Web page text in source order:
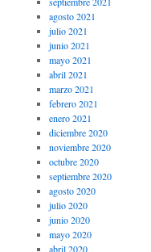
agosto 2021
julio 2021
junio 2021
mayo 2021
abril 2021
marzo 2021
febrero 2021
enero 2021
diciembre 2020
noviembre 2020
octubre 2020
septiembre 2020
agosto 2020
julio 2020
junio 2020
mayo 2020
abril 2020